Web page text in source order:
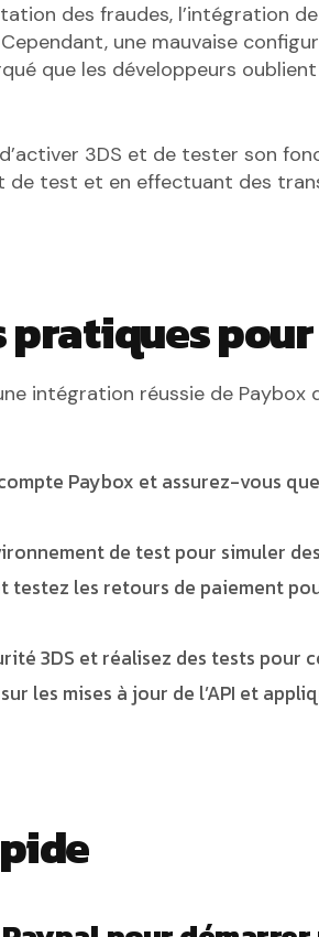
des fraudes, l’intégration
une mauvaise
que les développeurs
3DS et de tester son
de test et en effectuant des
pratiques
intégration réussie de Paybox
Paybox et assurez-vous
de test pour simuler
testez les retours de paiement
3DS et réalisez des tests pour
les mises à jour de l’API et